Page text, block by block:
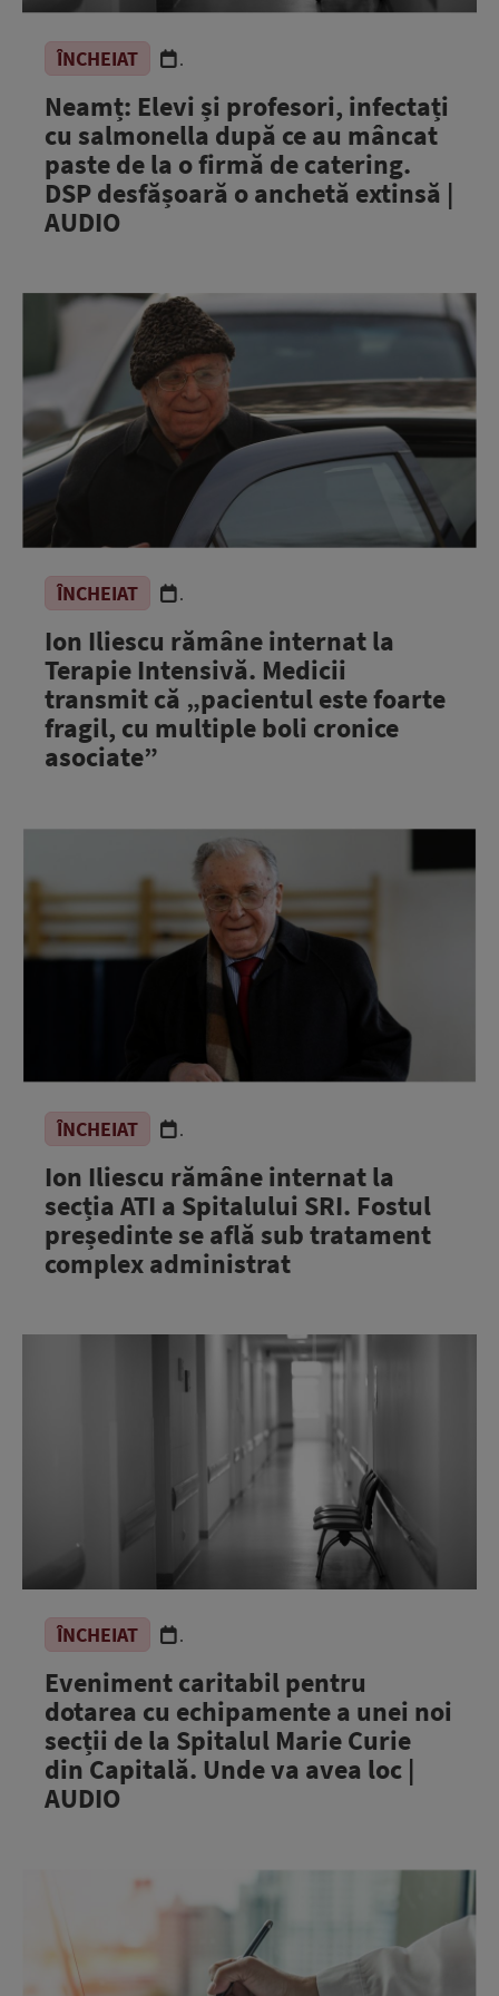
ÎNCHEIAT .
Neamț: Elevi și profesori, infectați
cu salmonella după ce au mâncat
paste de la o firmă de catering.
DSP desfășoară o anchetă extinsă |
AUDIO
ÎNCHEIAT .
Ion Iliescu rămâne internat la
Terapie Intensivă. Medicii
transmit că „pacientul este foarte
fragil, cu multiple boli cronice
asociate”
ÎNCHEIAT .
Ion Iliescu rămâne internat la
secția ATI a Spitalului SRI. Fostul
președinte se află sub tratament
complex administrat
ÎNCHEIAT .
Eveniment caritabil pentru
dotarea cu echipamente a unei noi
secții de la Spitalul Marie Curie
din Capitală. Unde va avea loc |
AUDIO